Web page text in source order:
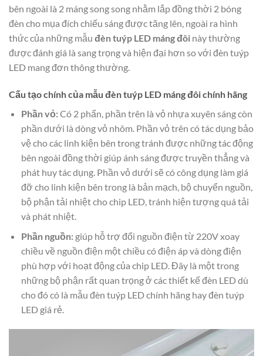
bên ngoài là 2 máng song song nhằm lắp đồng thời 2 bóng
đèn cho mụa đích chiếu sáng được tăng lên, ngoài ra hình
thức của những mẫu đèn tuýp LED máng đôi này thường
được đánh giá là sang trọng và hiện đại hơn so với đèn tuýp
LED mang đơn thông thường.
Cấu tạo chính của mẫu đèn tuýp LED máng đôi chính hãng
Phần vỏ:Có 2 phẩn, phần trên là vỏ nhựa xuyên sáng còn
phần dưới là dòng vỏ nhôm. Phần vỏ trên có tác dụng bảo
vệ cho các linh kiện bên trong tránh được những tác động
bên ngoài đồng thời giúp ánh sáng được truyền thẳng và
phát huy tác dụng. Phần vỏ dưới sẽ có công dụng làm giá
đỡ cho linh kiện bên trong là bản mạch, bộ chuyển nguồn,
bộ phận tải nhiệt cho chip LED, tránh hiện tượng quá tải
và phát nhiệt.
Phần nguồn:giúp hỗ trợ đổi nguồn điện từ 220V xoay
chiều về nguồn điện một chiều có điện áp và dòng điện
phù hợp với hoạt động của chip LED. Đây là một trong
những bộ phận rất quan trọng ở các thiết kế đèn LED dù
cho đó có là mẫu đèn tuýp LED chính hãng hay đèn tuýp
LED giá rẻ.